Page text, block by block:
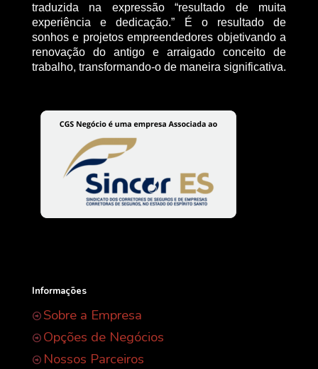
traduzida na expressão “resultado de muita
experiência e dedicação.” É o resultado de
sonhos e projetos empreendedores objetivando a
renovação do antigo e arraigado conceito de
trabalho, transformando-o de maneira significativa.
Informações
Sobre a Empresa
Opções de Negócios
Nossos Parceiros